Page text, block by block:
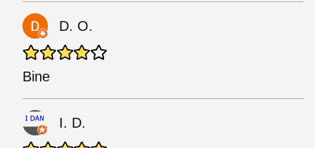
D. O.
Bine
I. D.